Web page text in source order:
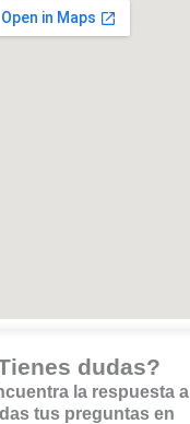
dudas?
la respuesta a
tus preguntas en